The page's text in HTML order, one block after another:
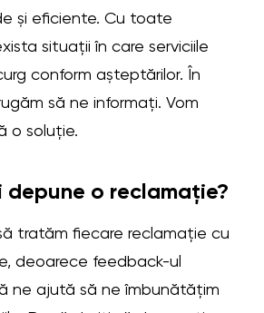
și eficiente. Cu toate
situații în care serviciile
conform așteptărilor. În
să ne informați. Vom
o soluție.
depune o reclamație?
tratăm fiecare reclamație cu
deoarece feedback-ul
ne ajută să ne îmbunătățim